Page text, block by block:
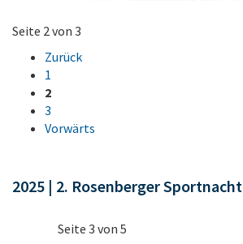
Seite 2 von 3
Zurück
1
2
3
Vorwärts
2025 | 2. Rosenberger Sportnacht
Seite 3 von 5